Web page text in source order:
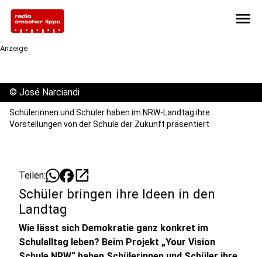
menu
Anzeige
© José Narciandi
Schülerinnen und Schüler haben im NRW-Landtag ihre
Vorstellungen von der Schule der Zukunft präsentiert
Teilen: open_in_new
Schüler bringen ihre Ideen in den
Landtag
Wie lässt sich Demokratie ganz konkret im
Schulalltag leben? Beim Projekt „Your Vision